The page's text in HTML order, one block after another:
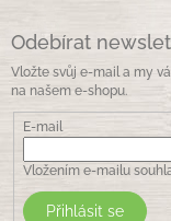
Odebírat
Vložte svůj e-mail a my
na našem e-shopu.
E-mail
Vložením e-mailu
Přihlásit se